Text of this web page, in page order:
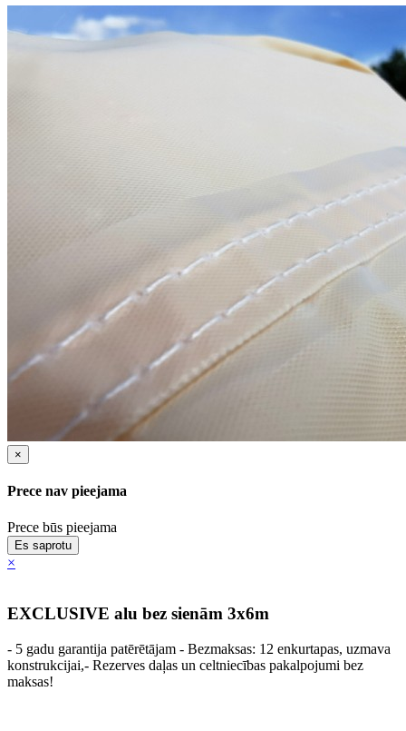
×
Prece nav pieejama
Prece būs pieejama
Es saprotu
×
EXCLUSIVE alu bez sienām 3x6m
- 5 gadu garantija patērētājam - Bezmaksas: 12 enkurtapas, uzmava
konstrukcijai,- Rezerves daļas un celtniecības pakalpojumi bez
maksas!